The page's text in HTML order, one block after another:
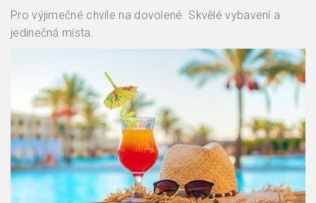
Pro výjimečné chvíle na dovolené. Skvělé vybavení a
jedinečná místa.